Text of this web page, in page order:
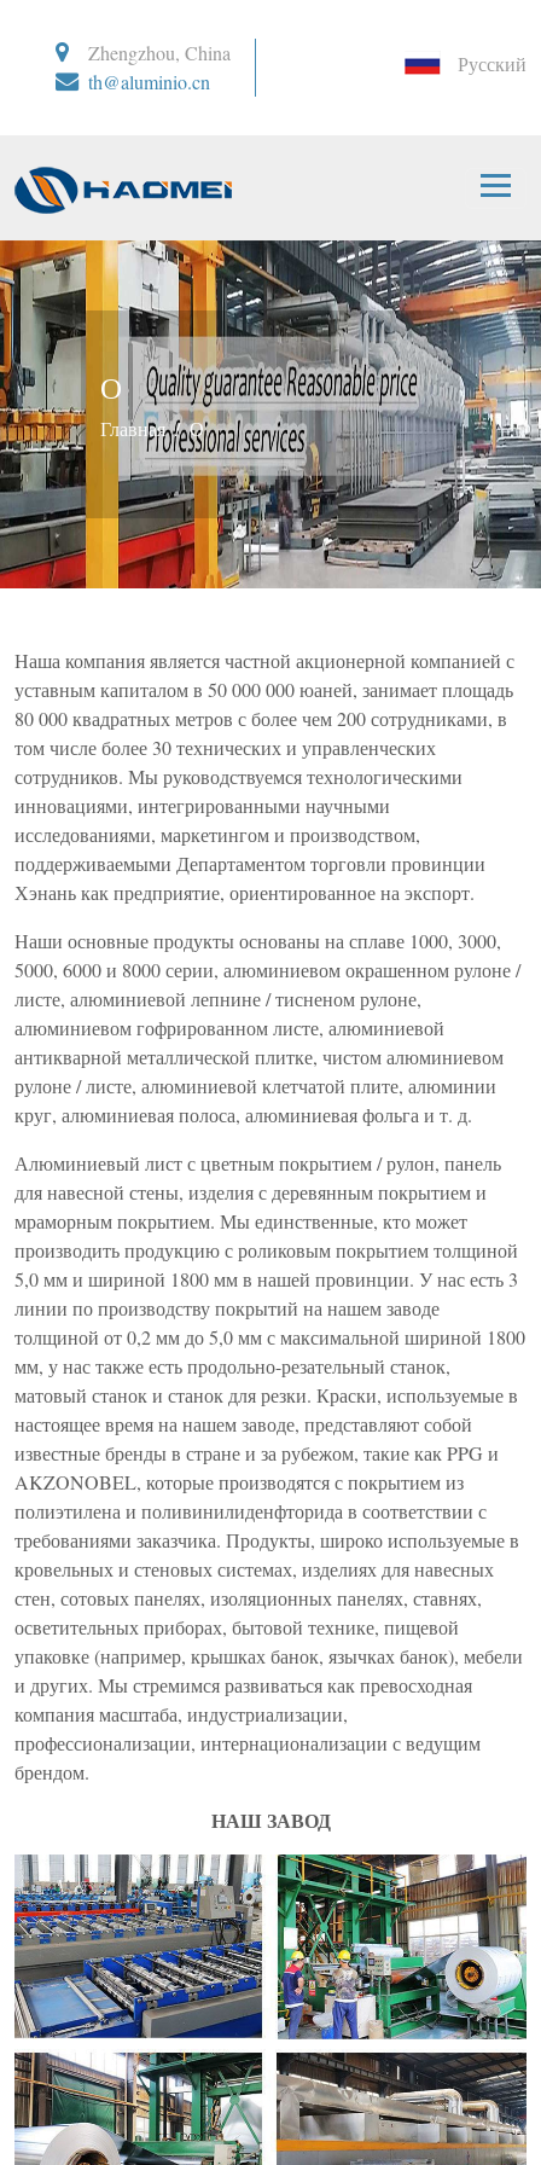
Zhengzhou, China
th@aluminio.cn
Русский
О
Главная О
Наша компания является частной акционерной компанией с
уставным капиталом в 50 000 000 юаней, занимает площадь
80 000 квадратных метров с более чем 200 сотрудниками, в
том числе более 30 технических и управленческих
сотрудников. Мы руководствуемся технологическими
инновациями, интегрированными научными
исследованиями, маркетингом и производством,
поддерживаемыми Департаментом торговли провинции
Хэнань как предприятие, ориентированное на экспорт.
Наши основные продукты основаны на сплаве 1000, 3000,
5000, 6000 и 8000 серии, алюминиевом окрашенном рулоне /
листе, алюминиевой лепнине / тисненом рулоне,
алюминиевом гофрированном листе, алюминиевой
антикварной металлической плитке, чистом алюминиевом
рулоне / листе, алюминиевой клетчатой ​​плите, алюминии
круг, алюминиевая полоса, алюминиевая фольга и т. д.
Алюминиевый лист с цветным покрытием / рулон, панель
для навесной стены, изделия с деревянным покрытием и
мраморным покрытием. Мы единственные, кто может
производить продукцию с роликовым покрытием толщиной
5,0 мм и шириной 1800 мм в нашей провинции. У нас есть 3
линии по производству покрытий на нашем заводе
толщиной от 0,2 мм до 5,0 мм с максимальной шириной 1800
мм, у нас также есть продольно-резательный станок,
матовый станок и станок для резки. Краски, используемые в
настоящее время на нашем заводе, представляют собой
известные бренды в стране и за рубежом, такие как PPG и
AKZONOBEL, которые производятся с покрытием из
полиэтилена и поливинилиденфторида в соответствии с
требованиями заказчика. Продукты, широко используемые в
кровельных и стеновых системах, изделиях для навесных
стен, сотовых панелях, изоляционных панелях, ставнях,
осветительных приборах, бытовой технике, пищевой
упаковке (например, крышках банок, язычках банок), мебели
и других. Мы стремимся развиваться как превосходная
компания масштаба, индустриализации,
профессионализации, интернационализации с ведущим
брендом.
НАШ ЗАВОД